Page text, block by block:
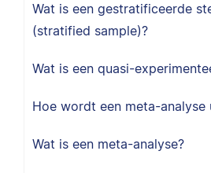
Wat is een gestratificeerde
(stratified sample)?
Wat is een quasi-
Hoe wordt een meta-analyse
Wat is een meta-analyse?